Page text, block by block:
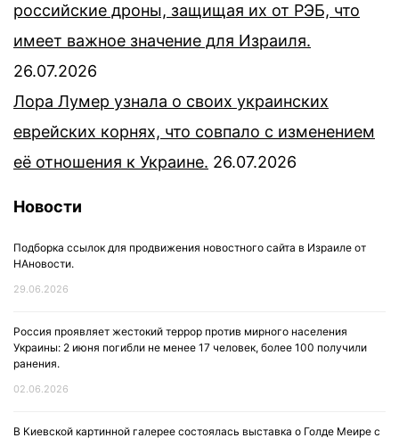
российские дроны, защищая их от РЭБ, что
имеет важное значение для Израиля.
26.07.2026
Лора Лумер узнала о своих украинских
еврейских корнях, что совпало с изменением
её отношения к Украине. 26.07.2026
Новости
Подборка ссылок для продвижения новостного сайта в Израиле от
НАновости.
29.06.2026
Россия проявляет жестокий террор против мирного населения
Украины: 2 июня погибли не менее 17 человек, более 100 получили
ранения.
02.06.2026
В Киевской картинной галерее состоялась выставка о Голде Меире с